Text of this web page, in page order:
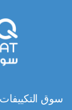
سوق